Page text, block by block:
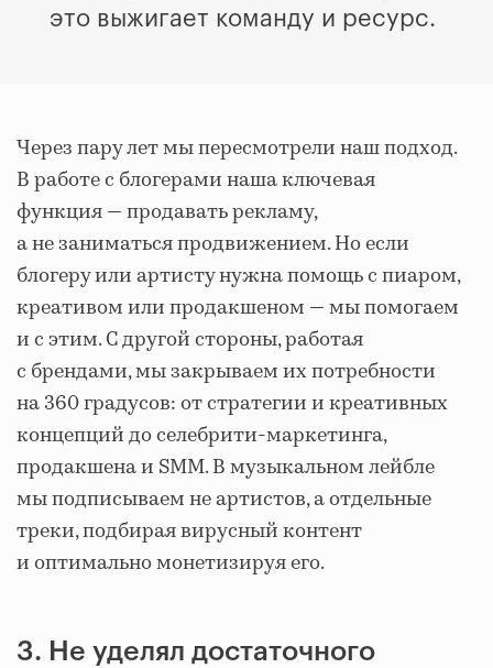
это выжигает команду и ресурс.
Через пару лет мы пересмотрели наш подход.
В работе с блогерами наша ключевая
функция — продавать рекламу,
а не заниматься продвижением. Но если
блогеру или артисту нужна помощь с пиаром,
креативом или продакшеном — мы помогаем
и с этим. С другой стороны, работая
с брендами, мы закрываем их потребности
на 360 градусов: от стратегии и креативных
концепций до селебрити-маркетинга,
продакшена и SMM. В музыкальном лейбле
мы подписываем не артистов, а отдельные
треки, подбирая вирусный контент
и оптимально монетизируя его.
3. Не уделял достаточного